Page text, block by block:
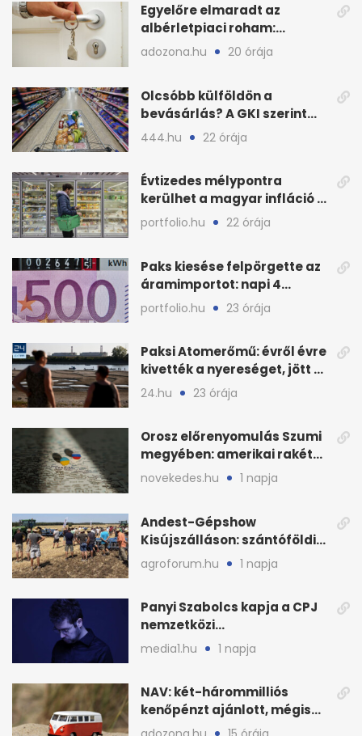
Egyelőre elmaradt az
albérletpiaci roham:
ennyibe kerülnek a kiadó
adozona.hu 20 órája
Olcsóbb külföldön a
bevásárlás? A GKI szerint
zárkózott a magyar árszint
444.hu 22 órája
Évtizedes mélypontra
kerülhet a magyar infláció a
KSH új adata szerint
portfolio.hu 22 órája
Paks kiesése felpörgette az
áramimportot: napi 4
milliárd forintos számla
portfolio.hu 23 órája
Paksi Atomerőmű: évről évre
kivették a nyereséget, jött a
baj
24.hu 23 órája
Orosz előrenyomulás Szumi
megyében: amerikai rakéták
is zsákmányként
novekedes.hu 1 napja
Andest-Gépshow
Kisújszálláson: szántóföldi
bemutató 2026. augusztus
12-én
agroforum.hu 1 napja
Panyi Szabolcs kapja a CPJ
nemzetközi
sajtószabadság-díját
media1.hu 1 napja
NAV: két-hárommilliós
kenőpénzt ajánlott, mégis
lefoglalták a hamis árut